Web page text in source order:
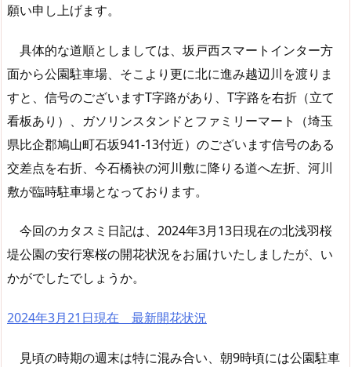
願い申し上げます。
具体的な道順としましては、坂戸西スマートインター方
面から公園駐車場、そこより更に北に進み越辺川を渡りま
すと、信号のございますT字路があり、T字路を右折（立て
看板あり）、ガソリンスタンドとファミリーマート（埼玉
県比企郡鳩山町石坂941-13付近）のございます信号のある
交差点を右折、今石橋袂の河川敷に降りる道へ左折、河川
敷が臨時駐車場となっております。
今回のカタスミ日記は、2024年3月13日現在の北浅羽桜
堤公園の安行寒桜の開花状況をお届けいたしましたが、い
かがでしたでしょうか。
2024年3月21日現在 最新開花状況
見頃の時期の週末は特に混み合い、朝9時頃には公園駐車